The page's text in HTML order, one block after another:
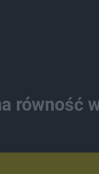
równość